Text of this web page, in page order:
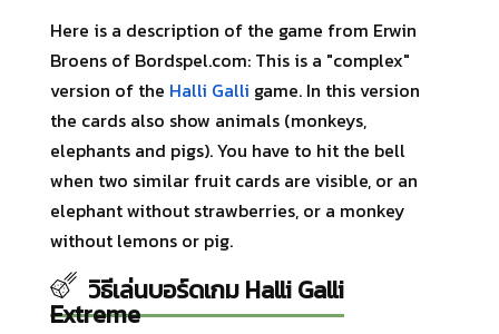
Here is a description of the game from Erwin
Broens of Bordspel.com: This is a "complex"
version of the Halli Galli game. In this version
the cards also show animals (monkeys,
elephants and pigs). You have to hit the bell
when two similar fruit cards are visible, or an
elephant without strawberries, or a monkey
without lemons or pig.
วิธีเล่นบอร์ดเกม Halli Galli
Extreme